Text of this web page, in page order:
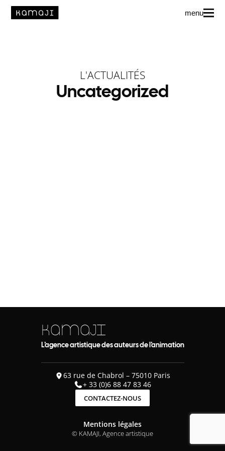
Auteur·rice·s
menu
L'ACTUALITÉS
Uncategorized
KAMAJI
L’agence artistique des auteurs de l’animation
63 rue de Chabrol – 75010 Paris
+ 33 (0)6 88 47 83 46
CONTACTEZ-NOUS
Mentions légales
© KAMAJI, Agence artistique